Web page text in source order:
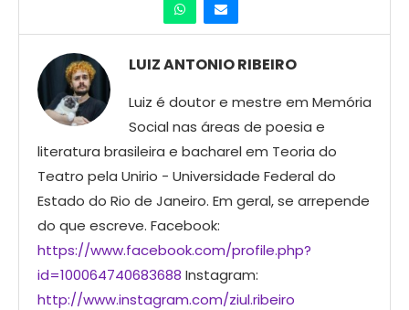
LUIZ ANTONIO RIBEIRO
Luiz é doutor e mestre em Memória
Social nas áreas de poesia e
literatura brasileira e bacharel em Teoria do
Teatro pela Unirio - Universidade Federal do
Estado do Rio de Janeiro. Em geral, se arrepende
do que escreve. Facebook:
https://www.facebook.com/profile.php?
id=100064740683688 Instagram:
http://www.instagram.com/ziul.ribeiro